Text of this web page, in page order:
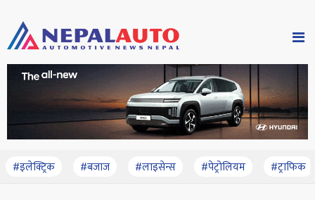
#इलेक्ट्रिक #बजाज #लाइसेन्स #पेट्रोलियम #ट्राफिक